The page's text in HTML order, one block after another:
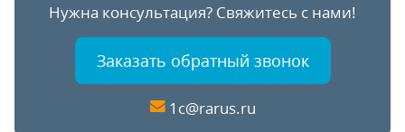
Нужна консультация? Свяжитесь с нами!
Заказать обратный звонок
1c@rarus.ru